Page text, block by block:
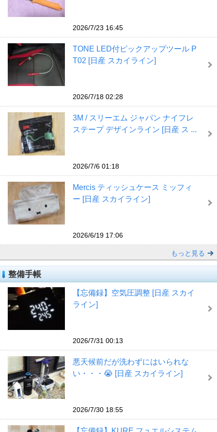
2026/7/23 16:45
TONE LED付ピックアップツール P
T02 [日産 スカイライン]
2026/7/18 02:28
3M / スリーエム ジャパン ナイフレ
ステープ デザインライン [日産 ス ...
2026/7/6 01:18
Mercis ティッシュケース ミッフィ
ー [日産 スカイライン]
2026/6/19 17:06
もっと見る
整備手帳
【忘備録】空気圧調整 [日産 スカイ
ライン]
2026/7/31 00:13
悪天候前だが洗わずにはいられな
い・・・😭 [日産 スカイライン]
2026/7/30 18:55